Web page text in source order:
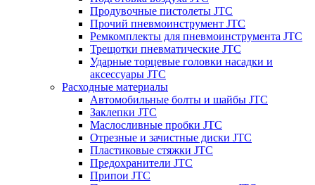
Продувочные пистолеты JTC
Прочий пневмоинструмент JTC
Ремкомплекты для пневмоинструмента JTC
Трещотки пневматические JTC
Ударные торцевые головки насадки и
аксессуары JTC
Расходные материалы
Автомобильные болты и шайбы JTC
Заклепки JTC
Маслосливные пробки JTC
Отрезные и зачистные диски JTC
Пластиковые стяжки JTC
Предохранители JTC
Припои JTC